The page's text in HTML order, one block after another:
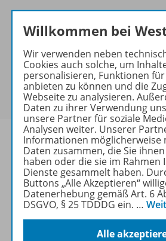
Hinweis zu Sonderkonditionen
Bei Bezahlung über Paypal und
keine Sonderkonditionen
Sie haben ein passendesSpar-
Um den für Sie gültigen Preis zu
sich bitte an.
Informationen
Weitere Inhalte der
Willkommen bei
Wir verwenden neben
Cookies auch solche, um
personalisieren, Funktionen
anbieten zu können und die
Webseite zu analysieren.
Daten zu ihrer Verwendung
unsere Partner für soziale
Analysen weiter. Unserer
Informationen möglicherweise
Daten zusammen, die Sie
haben oder die sie im Rahmen
Dienste gesammelt haben.
Buttons „Alle Akzeptieren“
Datenerhebung gemäß Art. 6
DSGVO, § 25 TDDDG ein. …
Alle